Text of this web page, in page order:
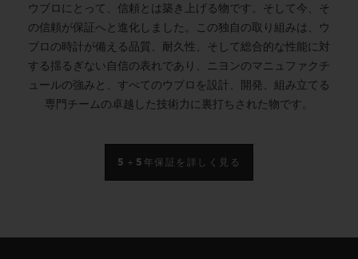
ウブロにとって、信頼とは築き上げる物です。そして今、そ
の信頼が保証へと進化しました。この独自の取り組みは、ウ
ブロの時計が備える品質、耐久性、そして総合的な性能に対
する揺るぎない自信の表れであり、ニヨンのマニュファクチ
ュールの強みと、すべてのウブロを設計、開発、組み立てる
専門チームの卓越した技術力に裏打ちされた物です。
5＋5年保証を詳しく見る